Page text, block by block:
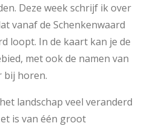
Deze week schrijf ik over
vanaf de Schenkenwaard
loopt. In de kaart kan je de
met ook de namen van
bij horen.
landschap veel veranderd
is van één groot